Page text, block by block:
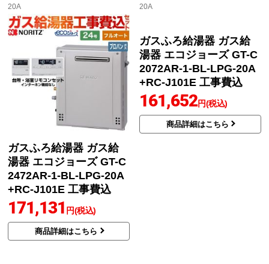
20A
ガスふろ給湯器 ガス給
湯器 エコジョーズ GT-C
2472AR-1-BL-LPG-20A
+RC-J101E 工事費込
171,131 円(税込)
商品詳細はこちら
20A